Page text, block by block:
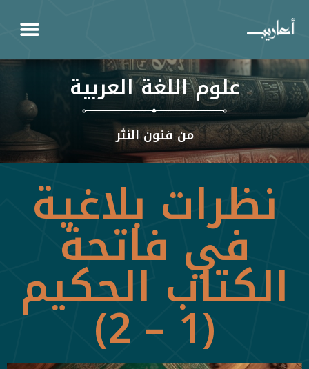
علوم اللغة العربية
من فنون النثر
نظرات بلاغية
في فاتحة
الكتاب الحكيم
(1 – 2)